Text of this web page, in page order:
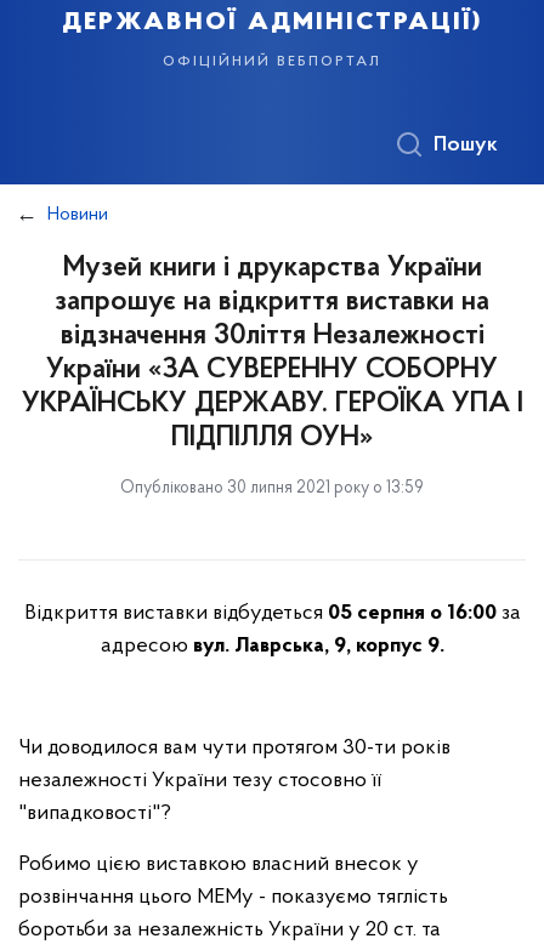
державної адміністрації)
офіційний вебпортал
Пошук
Новини
Музей книги і друкарства України
запрошує на відкриття виставки на
відзначення 30ліття Незалежності
України «ЗА СУВЕРЕННУ СОБОРНУ
УКРАЇНСЬКУ ДЕРЖАВУ. ГЕРОЇКА УПА І
ПІДПІЛЛЯ ОУН»
Опубліковано 30 липня 2021 року о 13:59
Відкриття виставки відбудеться 05 серпня о 16:00за
адресою вул. Лаврська, 9, корпус 9.
Чи доводилося вам чути протягом 30-ти років
незалежності України тезу стосовно її
"випадковості"?
Робимо цією виставкою власний внесок у
розвінчання цього МЕМу - показуємо тяглість
боротьби за незалежність України у 20 ст. та